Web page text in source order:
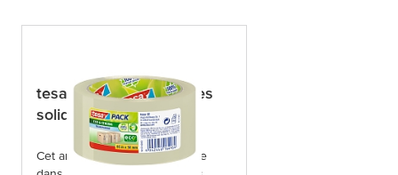
tesa pack® Rapide et très
solide - Écologique
Cet article n'est disponible que